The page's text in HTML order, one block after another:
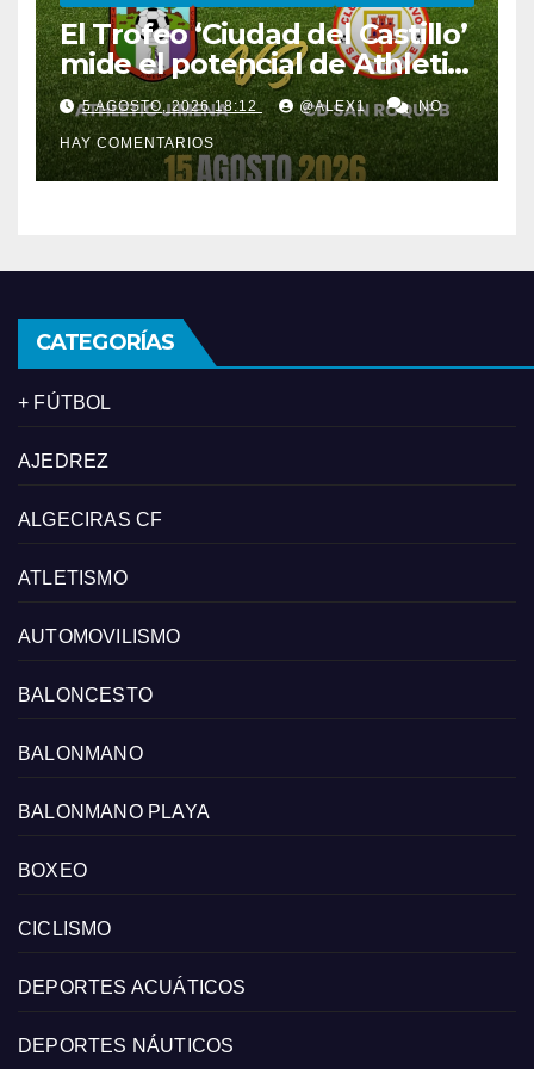
El Trofeo ‘Ciudad del Castillo’
mide el potencial de Athletic
Jimena y del nuevo filial del
Club Deportivo San Roque
5 AGOSTO, 2026 18:12 @ALEX1 NO
HAY COMENTARIOS
CATEGORÍAS
+ FÚTBOL
AJEDREZ
ALGECIRAS CF
ATLETISMO
AUTOMOVILISMO
BALONCESTO
BALONMANO
BALONMANO PLAYA
BOXEO
CICLISMO
DEPORTES ACUÁTICOS
DEPORTES NÁUTICOS